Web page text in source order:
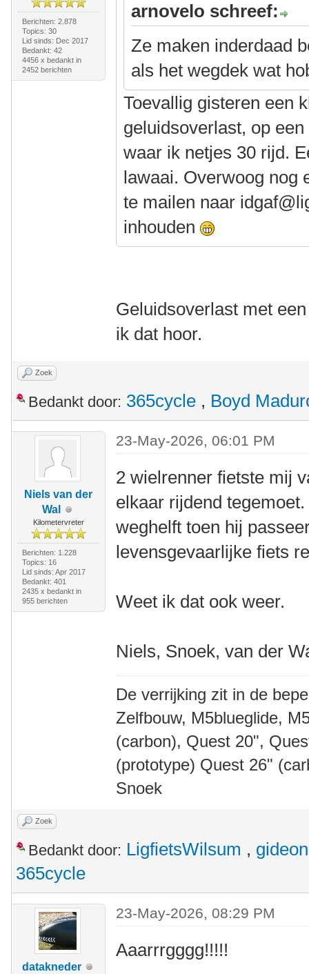
Berichten: 2.878
Topics: 30
Lid sinds: Dec 2017
Bedankt: 42
4456 x bedankt in
2452 berichten
arnovelo schreef:
Ze maken inderdaad
als het wegdek wat
Toevallig gisteren een
geluidsoverlast, op
waar ik netjes 30 rijd.
lawaai. Overwoog nog
te mailen naar
inhouden
Geluidsoverlast met
ik dat hoor.
Zoek
Bedankt door: 365cycle , Boyd
Niels van der
Wal
Kilometervreter
Berichten: 1.228
Topics: 16
Lid sinds: Apr 2017
Bedankt: 401
2435 x bedankt in
955 berichten
23-May-2026, 06:01 PM
2 wielrenner fietste mij
elkaar rijdend
weghelft toen hij
levensgevaarlijke fiets
Weet ik dat ook weer.
Niels, Snoek, van der
De verrijking zit in de
Zelfbouw, M5blueglide,
(carbon), Quest 20",
(prototype) Quest 26"
Snoek
Zoek
Bedankt door: LigfietsWilsum , gideon
365cycle
datakneder
23-May-2026, 08:29 PM
Aaarrrgggg!!!!!